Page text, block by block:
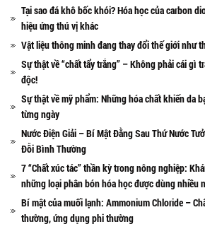
Tại sao đá khô bốc khói? Hóa học của carbon
hiệu ứng thú vị khác
Vật liệu thông minh đang thay đổi thế giới như
Sự thật về “chất tẩy trắng” – Không phải cái gì
độc!
Sự thật về mỹ phẩm: Những hóa chất khiến da
từng ngày
Nước Điện Giải – Bí Mật Đằng Sau Thứ Nước
Đỗi Bình Thường
7 “Chất xúc tác” thần kỳ trong nông nghiệp:
những loại phân bón hóa học được dùng nhiều
Bí mật của muối lạnh: Ammonium Chloride –
thường, ứng dụng phi thường